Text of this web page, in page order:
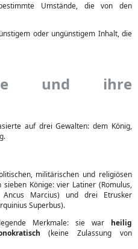
Umstände, die von den
oder ungünstigem Inhalt, die
und ihre
auf drei Gewalten: dem König,
militärischen und religiösen
Könige: vier Latiner (Romulus,
Ancus Marcius) und drei Etrusker
Superbus).
Merkmale: sie war heilig
(keine Zulassung von